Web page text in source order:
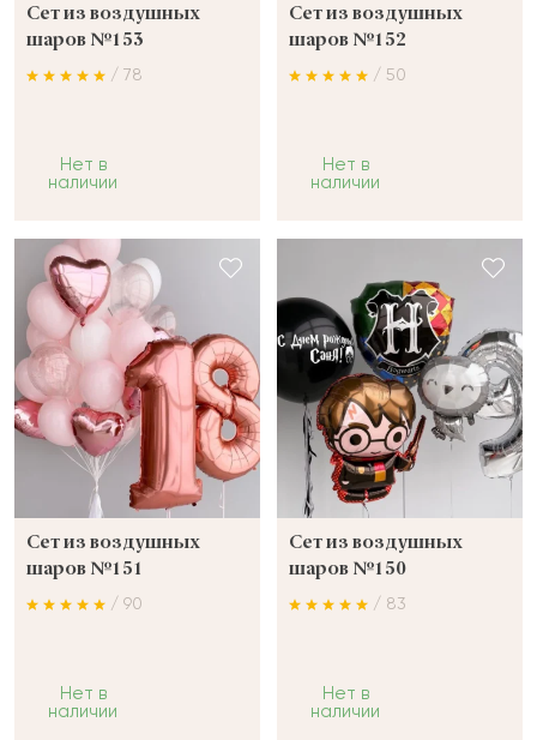
Сет из воздушных
шаров №153
/ 78
Нет в
наличии
Сет из воздушных
шаров №152
/ 50
Нет в
наличии
Сет из воздушных
шаров №151
/ 90
Нет в
наличии
Сет из воздушных
шаров №150
/ 83
Нет в
наличии